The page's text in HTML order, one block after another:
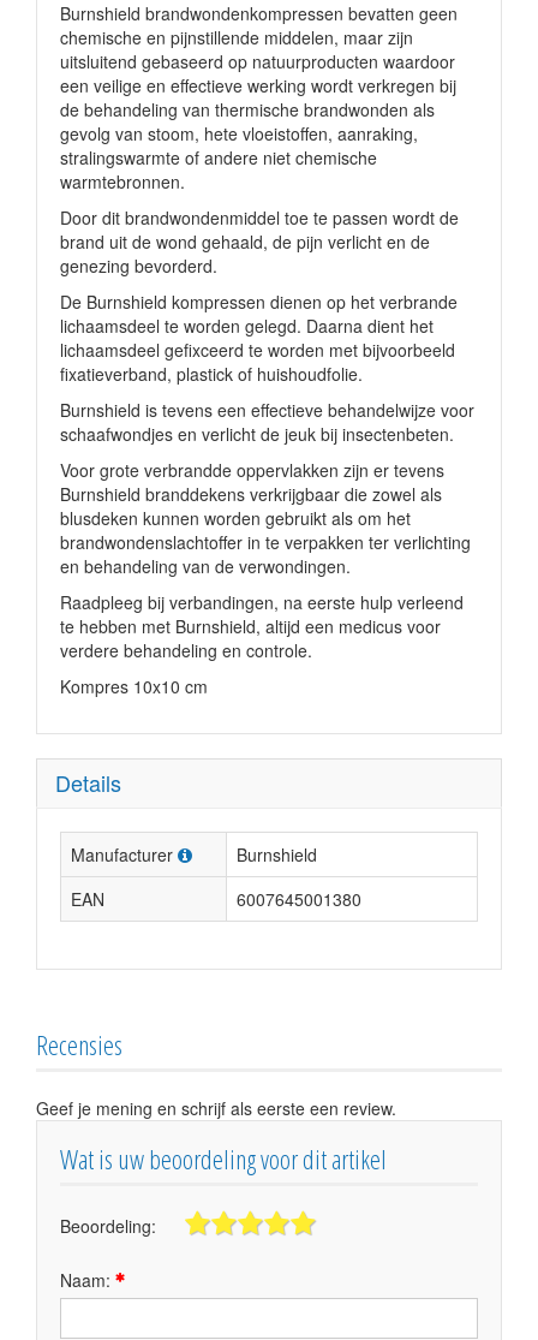
Burnshield brandwondenkompressen bevatten geen
chemische en pijnstillende middelen, maar zijn
uitsluitend gebaseerd op natuurproducten waardoor
een veilige en effectieve werking wordt verkregen bij
de behandeling van thermische brandwonden als
gevolg van stoom, hete vloeistoffen, aanraking,
stralingswarmte of andere niet chemische
warmtebronnen.
Door dit brandwondenmiddel toe te passen wordt de
brand uit de wond gehaald, de pijn verlicht en de
genezing bevorderd.
De Burnshield kompressen dienen op het verbrande
lichaamsdeel te worden gelegd. Daarna dient het
lichaamsdeel gefixceerd te worden met bijvoorbeeld
fixatieverband, plastick of huishoudfolie.
Burnshield is tevens een effectieve behandelwijze voor
schaafwondjes en verlicht de jeuk bij insectenbeten.
Voor grote verbrandde oppervlakken zijn er tevens
Burnshield branddekens verkrijgbaar die zowel als
blusdeken kunnen worden gebruikt als om het
brandwondenslachtoffer in te verpakken ter verlichting
en behandeling van de verwondingen.
Raadpleeg bij verbandingen, na eerste hulp verleend
te hebben met Burnshield, altijd een medicus voor
verdere behandeling en controle.
Kompres 10x10 cm
Details
Manufacturer
Burnshield
EAN
6007645001380
Recensies
Geef je mening en schrijf als eerste een review.
Wat is uw beoordeling voor dit artikel
Beoordeling:
Naam: